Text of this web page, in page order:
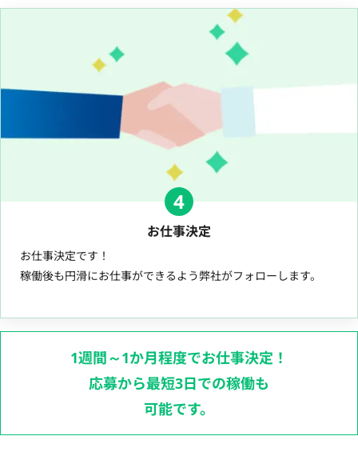
4
お仕事決定
お仕事決定です！
稼働後も円滑にお仕事ができるよう弊社がフォローします。
1週間～1か月程度でお仕事決定！
応募から最短3日での稼働も
可能です。